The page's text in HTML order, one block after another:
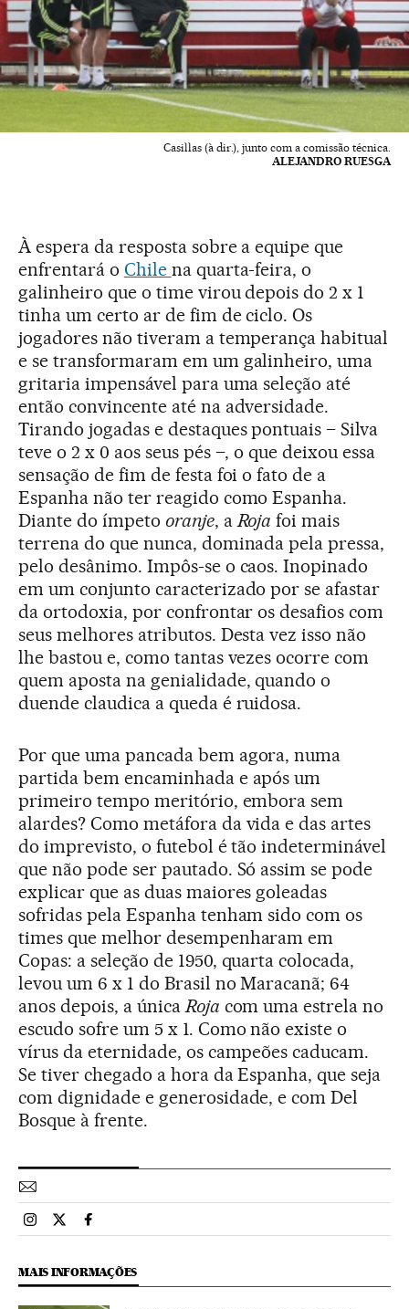
Casillas (à dir.), junto com a comissão técnica.
ALEJANDRO RUESGA
À espera da resposta sobre a equipe que
enfrentará o Chile na quarta-feira, o
galinheiro que o time virou depois do 2 x 1
tinha um certo ar de fim de ciclo. Os
jogadores não tiveram a temperança habitual
e se transformaram em um galinheiro, uma
gritaria impensável para uma seleção até
então convincente até na adversidade.
Tirando jogadas e destaques pontuais – Silva
teve o 2 x 0 aos seus pés –, o que deixou essa
sensação de fim de festa foi o fato de a
Espanha não ter reagido como Espanha.
Diante do ímpeto oranje, aRoja foi mais
terrena do que nunca, dominada pela pressa,
pelo desânimo. Impôs-se o caos. Inopinado
em um conjunto caracterizado por se afastar
da ortodoxia, por confrontar os desafios com
seus melhores atributos. Desta vez isso não
lhe bastou e, como tantas vezes ocorre com
quem aposta na genialidade, quando o
duende claudica a queda é ruidosa.
Por que uma pancada bem agora, numa
partida bem encaminhada e após um
primeiro tempo meritório, embora sem
alardes? Como metáfora da vida e das artes
do imprevisto, o futebol é tão indeterminável
que não pode ser pautado. Só assim se pode
explicar que as duas maiores goleadas
sofridas pela Espanha tenham sido com os
times que melhor desempenharam em
Copas: a seleção de 1950, quarta colocada,
levou um 6 x 1 do Brasil no Maracanã; 64
anos depois, a únicaRoja com uma estrela no
escudo sofre um 5 x 1. Como não existe o
vírus da eternidade, os campeões caducam.
Se tiver chegado a hora da Espanha, que seja
com dignidade e generosidade, e com Del
Bosque à frente.
Esportes El País Brasil en Instagram
Esportes El País Brasil en Twitter
Esportes El País Brasil en Facebook
MAIS INFORMAÇÕES